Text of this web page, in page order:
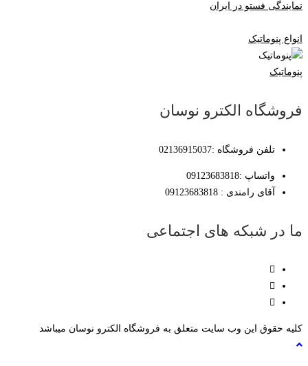
نمایندگی فستو در ایران
انواع پنوماتیک
پنوماتیک
فروشگاه الکترو نوسان
تلفن فروشگاه :02136915037
واتساپ :09123683818
آقای رامندی : 09123683818
ما در شبکه های اجتماعی
کلیه حقوق این وب سایت متعلق به فروشگاه الکترو نوسان میباشد